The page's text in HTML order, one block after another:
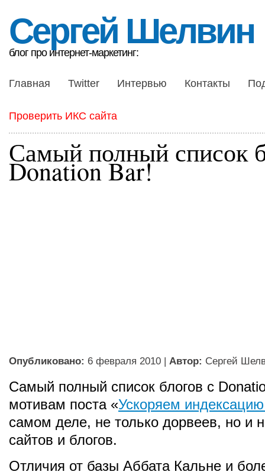
Сергей Шелвин
блог про интернет-маркетинг:
Главная Twitter Интервью Контакты
Проверить ИКС сайта
Самый полный список
Donation Bar!
Опубликовано: 6 февраля 2010 | Автор: Сергей
Самый полный список блогов с
мотивам поста «Ускоряем
самом деле, не только дорвеев, но и
сайтов и блогов.
Отличия от базы Аббата Кальне и